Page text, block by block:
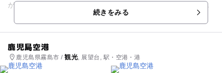
ができる神秘的な島です。干潮時に現れる道は子供でも渡れる
徒歩20分ほど。この道は...続きをみる
鹿児島空港
鹿児島県霧島市 /観光 , 展望台, 駅・空港・港